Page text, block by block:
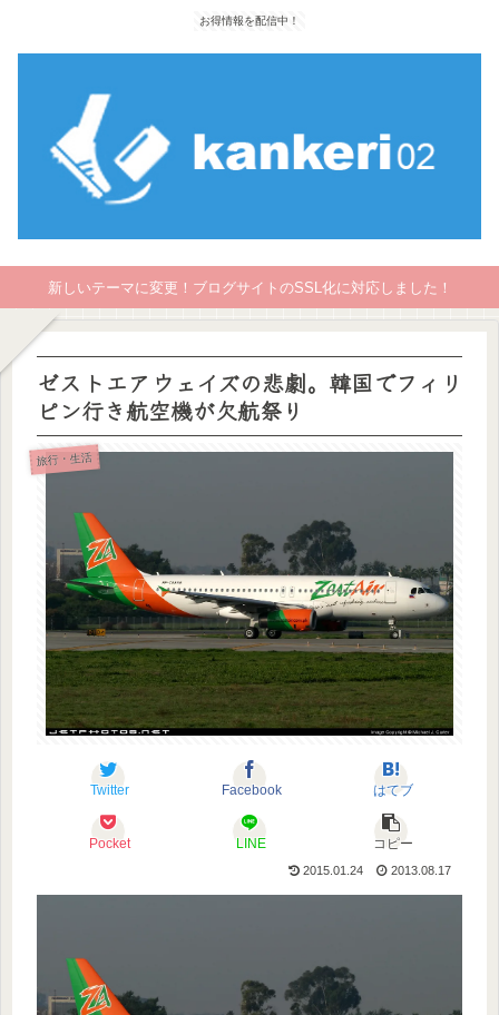
お得情報を配信中！
新しいテーマに変更！ブログサイトのSSL化に対応しました！
ゼストエアウェイズの悲劇。韓国でフィリ
ピン行き航空機が欠航祭り
旅行・生活
Twitter Facebook はてブ
Pocket LINE コピー
2015.01.24 2013.08.17